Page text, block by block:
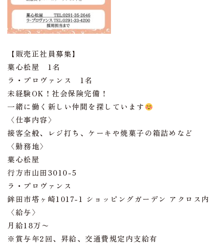
【販売正社員募集】
菓心松屋 1名
ラ・プロヴァンス 1名
未経験OK！社会保険完備！
一緒に働く新しい仲間を探しています
〈仕事内容〉
接客全般、レジ打ち、ケーキや焼菓子の箱詰めなど
〈勤務地〉
菓心松屋
行方市山田3010-5
ラ・プロヴァンス
鉾田市塔ヶ崎1017-1 ショッピングガーデン アクロス内
〈給与〉
月給18万〜
※賞与年2回、昇給、交通費規定内支給有